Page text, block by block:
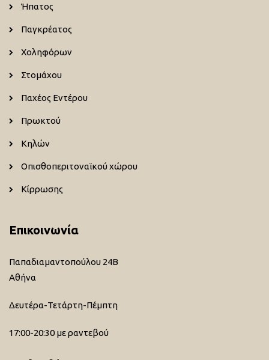
Ήπατος
Παγκρέατος
Χοληφόρων
Στομάχου
Παχέος Εντέρου
Πρωκτού
Κηλών
Οπισθοπεριτοναϊκού χώρου
Κίρρωσης
Επικοινωνία
Παπαδιαμαντοπούλου 24Β
Αθήνα
Δευτέρα-Τετάρτη-Πέμπτη
17:00-20:30 με ραντεβού